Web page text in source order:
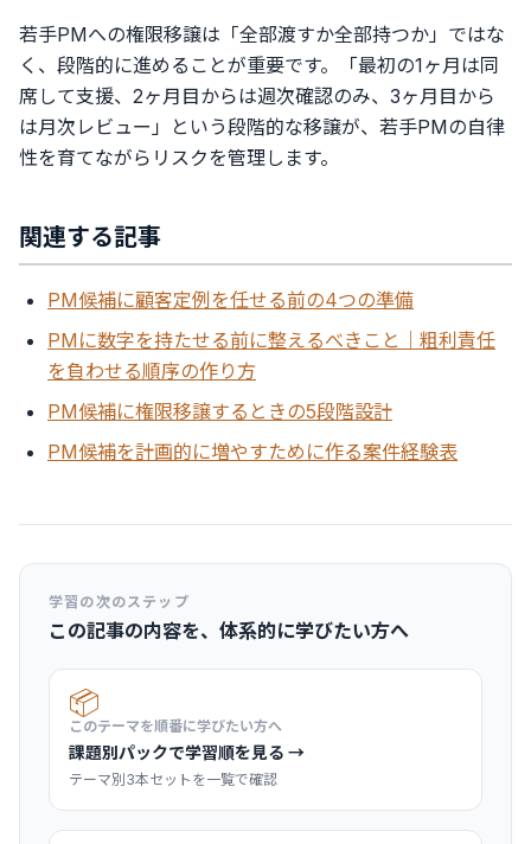
若手PMへの権限移譲は「全部渡すか全部持つか」ではな
く、段階的に進めることが重要です。「最初の1ヶ月は同
席して支援、2ヶ月目からは週次確認のみ、3ヶ月目から
は月次レビュー」という段階的な移譲が、若手PMの自律
性を育てながらリスクを管理します。
関連する記事
PM候補に顧客定例を任せる前の4つの準備
PMに数字を持たせる前に整えるべきこと｜粗利責任
を負わせる順序の作り方
PM候補に権限移譲するときの5段階設計
PM候補を計画的に増やすために作る案件経験表
学習の次のステップ
この記事の内容を、体系的に学びたい方へ
📦
このテーマを順番に学びたい方へ
課題別パックで学習順を見る →
テーマ別3本セットを一覧で確認